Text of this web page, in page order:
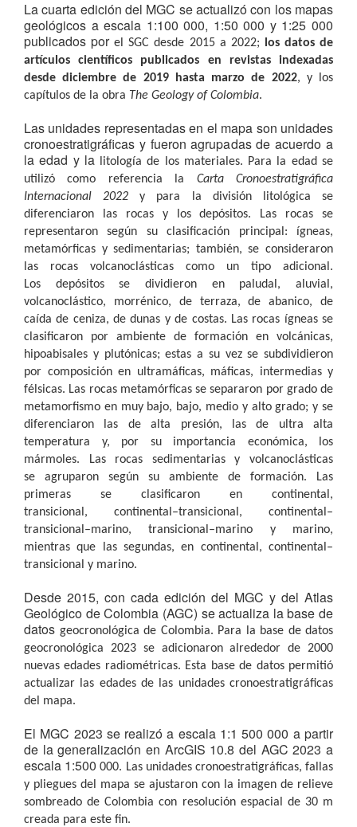
La cuarta edición del MGC se actualizó con los mapas
geológicos a escala 1:100 000, 1:50 000 y 1:25 000
publicados porel SGC desde 2015 a 2022;
los datos de
artículos científicos publicados en revistas indexadas
desde diciembre de 2019 hasta marzo de 2022, y los
capítulos de la obra The Geology of Colombia.
Las unidades representadas en el mapa son unidades
cronoestratigráficas y fueron agrupadas de acuerdo a
la edad y la
litología de los materiales. Para la edad se
utilizó como referencia la Carta Cronoestratigráfica
Internacional 2022 y para la división litológica se
diferenciaron las rocas y los depósitos. Las rocas se
representaron según su clasificación principal: ígneas,
metamórficas y sedimentarias; también, se consideraron
las rocas volcanoclásticas como un tipo adicional.
Los depósitos se dividieron en paludal, aluvial,
volcanoclástico, morrénico, de terraza, de abanico, de
caída de ceniza, dedunas y de costas. Las rocas ígneas se
clasificaron por ambiente de formación en volcánicas,
hipoabisales y plutónicas;estas a su vez se subdividieron
por composición en ultramáficas, máficas, intermedias y
félsicas. Las rocas metamórficas se separaron por grado de
metamorfismo en muy bajo, bajo, medio y alto grado; y se
diferenciaron las de alta presión, lasde ultra alta
temperatura y, por su importancia económica, los
mármoles. Las rocas sedimentarias y volcanoclásticas
se agruparon según su ambiente de formación. Las
primeras se clasificaron en continental,
transicional, continental–transicional, continental–
transicional–marino, transicional–marino y marino,
mientras que las segundas, en continental, continental–
transicional y marino.
Desde 2015, con cada edición del MGC y del Atlas
Geológico de Colombia (AGC) se actualiza la base de
datos geocronológica de Colombia. Para la base de datos
geocronológica 2023 se adicionaron alrededor de 2000
nuevasedades radiométricas. Esta base de datos permitió
actualizar las edades de las unidades cronoestratigráficas
del mapa.
El MGC 2023 se realizó a escala 1:1 500 000 a partir
de la generalización en ArcGIS 10.8 del AGC 2023 a
escala 1:500000. Las unidades cronoestratigráficas, fallas
y pliegues del mapa se ajustaron con la imagen de relieve
sombreado deColombia con resolución espacial de 30 m
creada para este fin.